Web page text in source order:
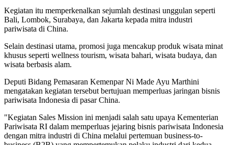
Kegiatan itu memperkenalkan sejumlah destinasi unggulan seperti
Bali, Lombok, Surabaya, dan Jakarta kepada mitra industri
pariwisata di China.
Selain destinasi utama, promosi juga mencakup produk wisata minat
khusus seperti wellness tourism, wisata bahari, wisata budaya, dan
wisata berbasis alam.
Deputi Bidang Pemasaran Kemenpar Ni Made Ayu Marthini
mengatakan kegiatan tersebut bertujuan memperluas jaringan bisnis
pariwisata Indonesia di pasar China.
"Kegiatan Sales Mission ini menjadi salah satu upaya Kementerian
Pariwisata RI dalam memperluas jejaring bisnis pariwisata Indonesia
dengan mitra industri di China melalui pertemuan business-to-